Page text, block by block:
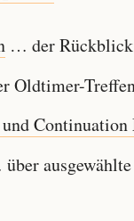
… der Rückblick
Continuation
ausgewählte